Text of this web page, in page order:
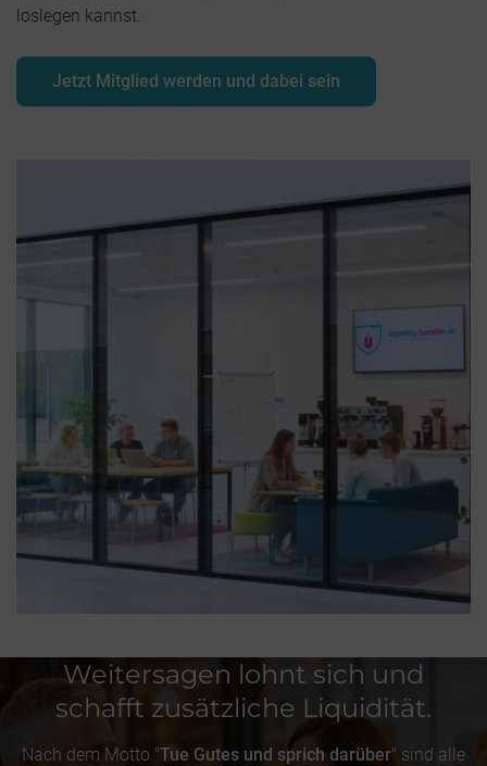
loslegen kannst.
Jetzt Mitglied werden und dabei sein
Weitersagen lohnt sich und
schafft zusätzliche Liquidität.
Nach dem Motto "Tue Gutes und sprich darüber" sind alle